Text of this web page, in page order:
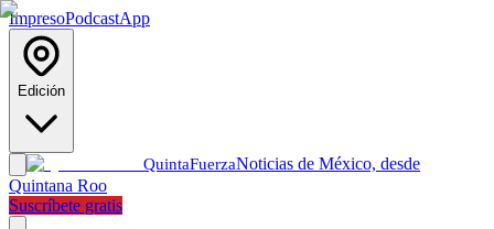
ImpresoPodcastApp
Edición
QuintaFuerzaNoticias de México, desde
Quintana Roo
Suscríbete gratis